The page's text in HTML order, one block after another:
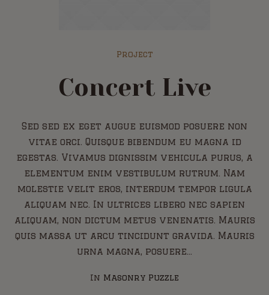
Project
Concert Live
Sed sed ex eget augue euismod posuere non
vitae orci. Quisque bibendum eu magna id
egestas. Vivamus dignissim vehicula purus, a
elementum enim vestibulum rutrum. Nam
molestie velit eros, interdum tempor ligula
aliquam nec. In ultrices libero nec sapien
aliquam, non dictum metus venenatis. Mauris
quis massa ut arcu tincidunt gravida. Mauris
urna magna, posuere...
In Masonry Puzzle